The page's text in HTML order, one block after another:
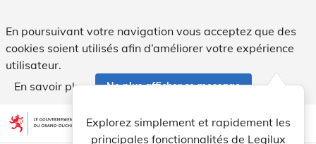
En poursuivant votre navigation vous acceptez que des
cookies soient utilisés afin d’améliorer votre expérience
utilisateur.
En savoir plus
Ne plus afficher ce message
Aller au contenu account_circle help Aide
Explorez simplement et rapidement les
principales fonctionnalités de Legilux
light_mode dark_mode